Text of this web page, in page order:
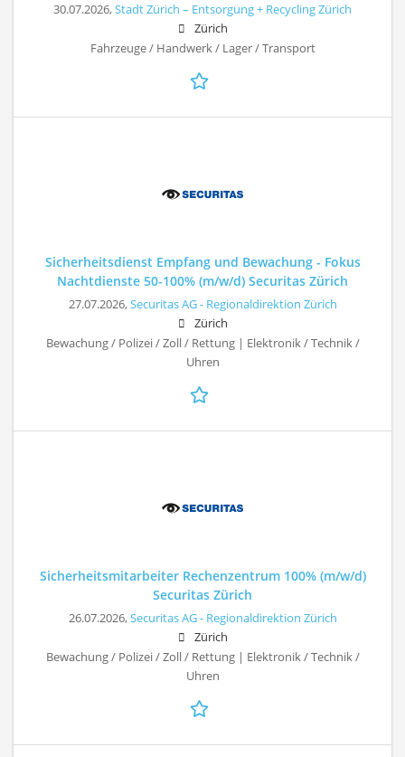
30.07.2026,Stadt Zürich – Entsorgung + Recycling Zürich
Zürich
Fahrzeuge / Handwerk / Lager / Transport
Sicherheitsdienst Empfang und Bewachung - Fokus
Nachtdienste 50-100% (m/w/d) Securitas Zürich
27.07.2026,Securitas AG - Regionaldirektion Zürich
Zürich
Bewachung / Polizei / Zoll / Rettung | Elektronik / Technik /
Uhren
Sicherheitsmitarbeiter Rechenzentrum 100% (m/w/d)
Securitas Zürich
26.07.2026,Securitas AG - Regionaldirektion Zürich
Zürich
Bewachung / Polizei / Zoll / Rettung | Elektronik / Technik /
Uhren